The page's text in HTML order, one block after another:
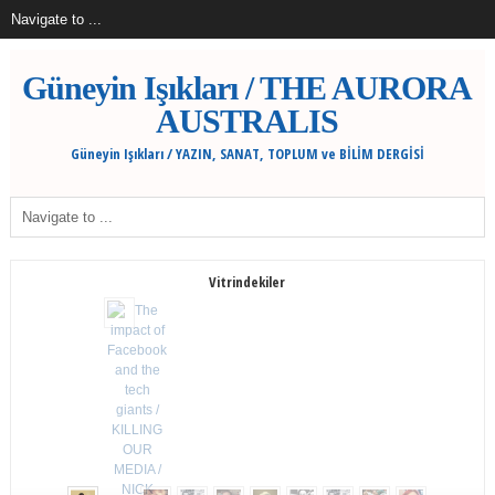
Güneyin Işıkları / THE AURORA
AUSTRALIS
Güneyin Işıkları / YAZIN, SANAT, TOPLUM ve BİLİM DERGİSİ
Vitrindekiler